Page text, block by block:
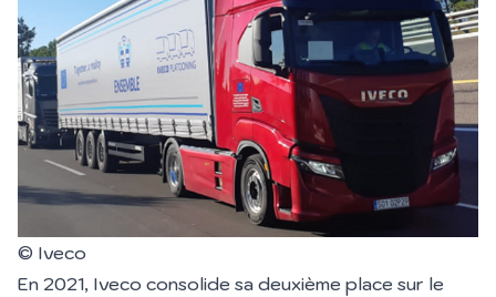
© Iveco
En 2021, Iveco consolide sa deuxième place sur le